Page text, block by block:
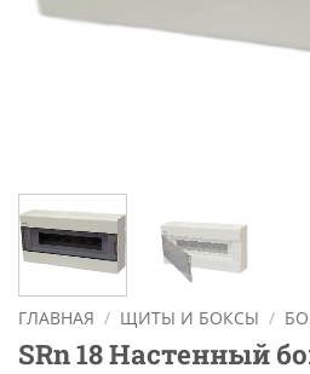
ГЛАВНАЯ / ЩИТЫ И БОКСЫ /
SRn 18 Настенный